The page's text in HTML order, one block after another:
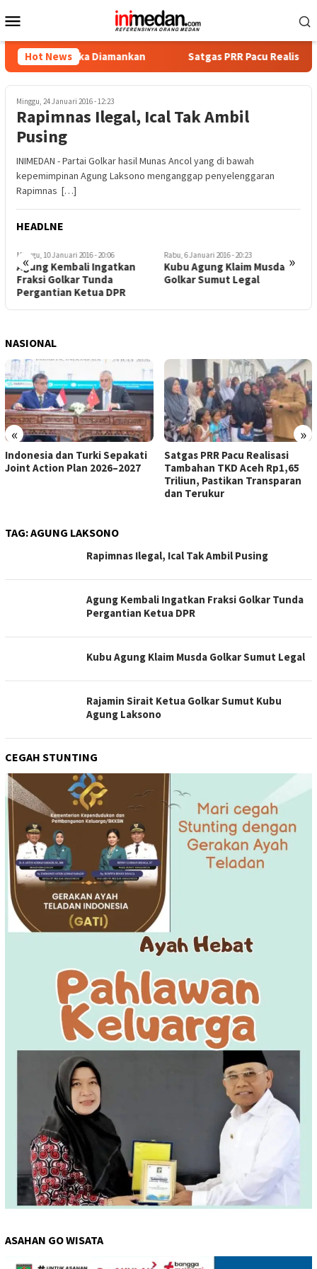
ke
Mobile
Hot News
Diamankan Satgas PRR Pacu Realisasi
Minggu, 24 Januari 2016 - 12:23
Rapimnas Ilegal, Ical Tak Ambil
Pusing
INIMEDAN - Partai Golkar hasil Munas Ancol yang di bawah
kepemimpinan Agung Laksono menganggap penyelenggaran
Rapimnas […]
HEADLNE
« »
Minggu, 10 Januari 2016 - 20:06
Agung Kembali Ingatkan
Fraksi Golkar Tunda
Pergantian Ketua DPR
Rabu, 6 Januari 2016 - 20:23
Kubu Agung Klaim Musda
Golkar Sumut Legal
NASIONAL
« »
Indonesia dan Turki Sepakati
Joint Action Plan 2026–2027
Satgas PRR Pacu Realisasi
Tambahan TKD Aceh Rp1,65
Triliun, Pastikan Transparan
dan Terukur
TAG:AGUNG LAKSONO
Rapimnas Ilegal, Ical Tak Ambil Pusing
Agung Kembali Ingatkan Fraksi Golkar Tunda
Pergantian Ketua DPR
Kubu Agung Klaim Musda Golkar Sumut Legal
Rajamin Sirait Ketua Golkar Sumut Kubu
Agung Laksono
CEGAH STUNTING
ASAHAN GO WISATA
Pemutar